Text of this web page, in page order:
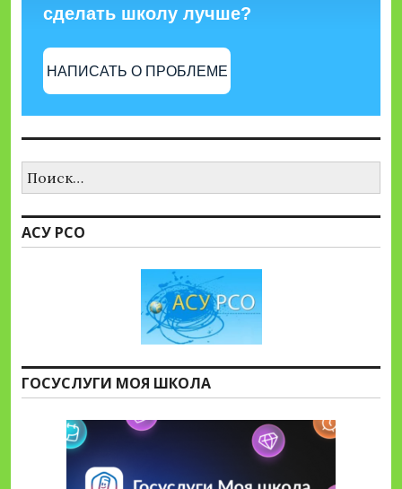
сделать школу лучше?
НАПИСАТЬ О ПРОБЛЕМЕ
АСУ РСО
ГОСУСЛУГИ МОЯ ШКОЛА